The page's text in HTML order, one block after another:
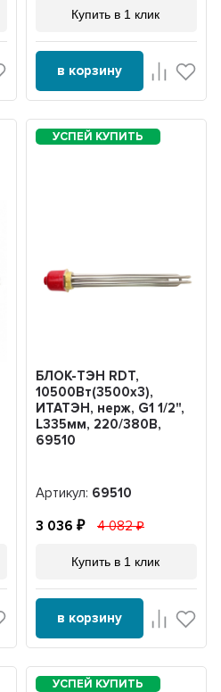
Купить в 1 клик
в корзину
БЛОК-ТЭН RDT,
10500Вт(3500x3),
ИТАТЭН, нерж, G1 1/2",
L335мм, 220/380В,
69510
Артикул: 69510
3 036 4 082
Купить в 1 клик
в корзину